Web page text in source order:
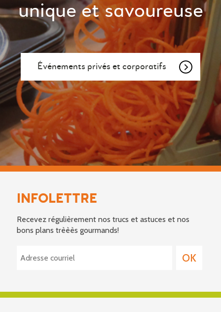
unique et savoureuse
Événements privés et corporatifs
INFOLETTRE
Recevez régulièrement nos trucs et astuces et nos
bons plans trèèès gourmands!